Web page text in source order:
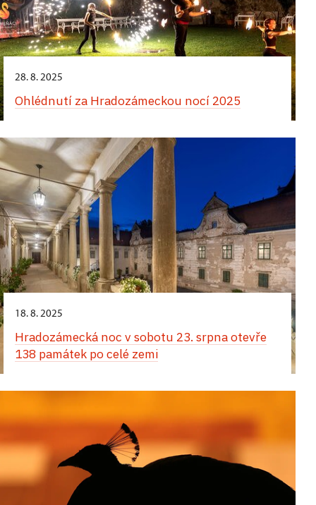
28. 8. 2025
Ohlédnutí za Hradozámeckou nocí 2025
18. 8. 2025
Hradozámecká noc v sobotu 23. srpna otevře
138 památek po celé zemi